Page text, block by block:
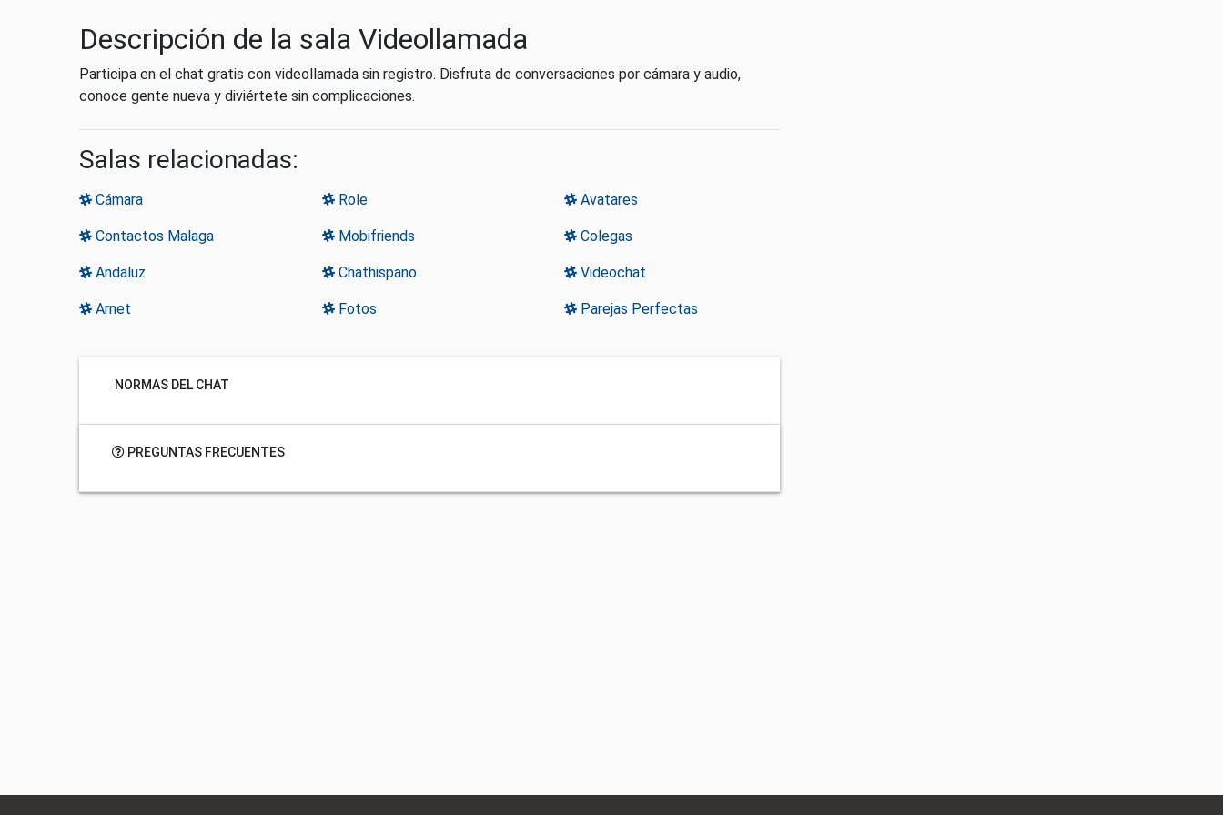
Descripción de la sala Videollamada
Participa en el chat gratis con videollamada sin registro. Disfruta de conversaciones por cámara y audio,
conoce gente nueva y diviértete sin complicaciones.
Salas relacionadas:
Cámara Role Avatares
Contactos Malaga Mobifriends Colegas
Andaluz Chathispano Videochat
Arnet Fotos Parejas Perfectas
NORMAS DEL CHAT
PREGUNTAS FRECUENTES